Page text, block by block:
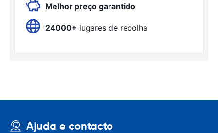
Melhor preço garantido
24000+ lugares de recolha
Ajuda e contacto